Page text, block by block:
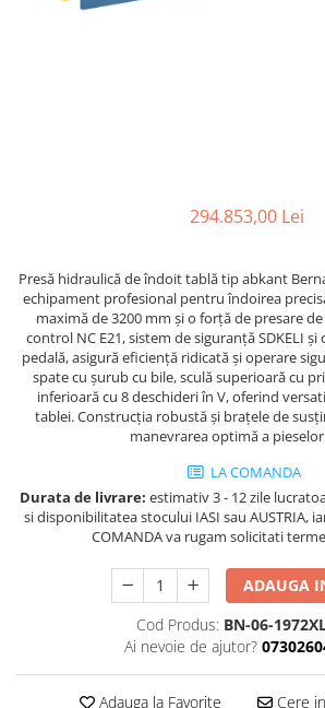
Strunguri universale cu viteza
Masini de gaurit cu coloana si cap
Masini de gaurit cu coloana si
curea de distributie
Masini de gaurit cu masa
Masini de gaurit cu stand si
coloana
Masini de gaurit radiale
Masini de gaurit si frezat
Masini de gaurit cu freza
Masini de frezat universale
Centre de prelucrare verticale CNC
Masini de frezat multifunctionale
Masini de frezat universale SERVO
Masini de frezat verticale
Masini de slefuit metal
294.853,00 Lei
Presă hidraulică de îndoit tablă tip abkant
echipament profesional pentru îndoirea
maximă de 3200 mm și o forță de presare
control NC E21, sistem de siguranță SDKELI
pedală, asigură eficiență ridicată și operare
spate cu șurub cu bile, sculă superioară cu
inferioară cu 8 deschideri în V, oferind
tablei. Construcția robustă și brațele de
manevrarea optimă a
LA COMANDA
Durata de livrare: estimativ 3 - 12 zile
si disponibilitatea stocului IASI sau AUSTRIA,
COMANDA va rugam solicitati
ADAUGA
Cod Produs: BN-06-
Ai nevoie de ajutor?
Adauga la Favorite Cere